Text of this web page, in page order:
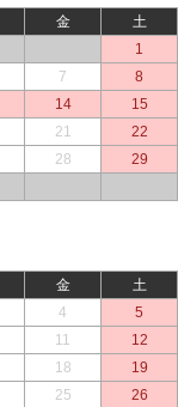
金
土
1
7
8
14
15
21
22
28
29
金
土
4
5
11
12
18
19
25 26